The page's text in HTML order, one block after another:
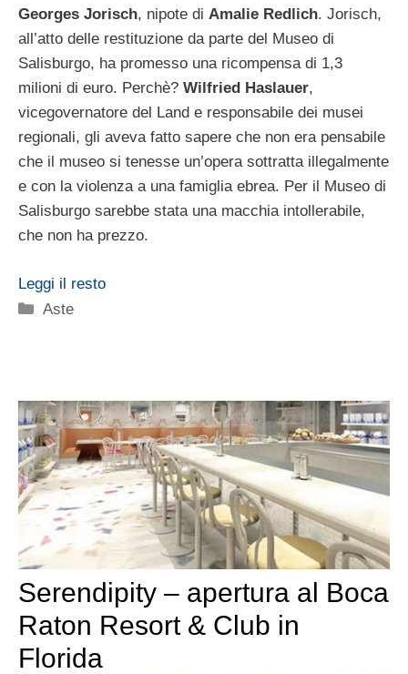
Georges Jorisch, nipote di Amalie Redlich. Jorisch,
all’atto delle restituzione da parte del Museo di
Salisburgo, ha promesso una ricompensa di 1,3
milioni di euro. Perchè? Wilfried Haslauer,
vicegovernatore del Land e responsabile dei musei
regionali, gli aveva fatto sapere che non era pensabile
che il museo si tenesse un’opera sottratta illegalmente
e con la violenza a una famiglia ebrea. Per il Museo di
Salisburgo sarebbe stata una macchia intollerabile,
che non ha prezzo.
Leggi il resto
Categorie
Aste
Serendipity – apertura al Boca
Raton Resort & Club in
Florida